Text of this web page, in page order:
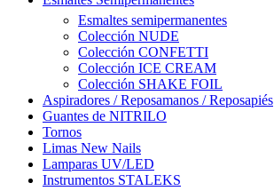
Esmaltes semipermanentes
Colección NUDE
Colección CONFETTI
Colección ICE CREAM
Colección SHAKE FOIL
Aspiradores / Reposamanos / Reposapiés
Guantes de NITRILO
Tornos
Limas New Nails
Lamparas UV/LED
Instrumentos STALEKS